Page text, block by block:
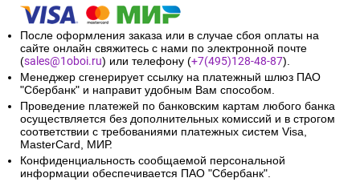
После оформления заказа или в случае сбоя оплаты на
сайте онлайн свяжитесь с нами по электронной почте
(sales@1oboi.ru) или телефону (+7(495)128-48-87).
Менеджер сгенерирует ссылку на платежный шлюз ПАО
"Сбербанк" и направит удобным Вам способом.
Проведение платежей по банковским картам любого банка
осуществляется без дополнительных комиссий и в строгом
соответствии с требованиями платежных систем Visa,
MasterCard, МИР.
Конфиденциальность сообщаемой персональной
информации обеспечивается ПАО "Сбербанк".